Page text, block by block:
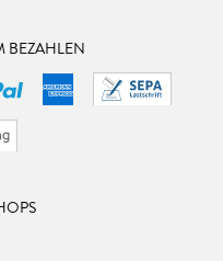
BEZAHLEN